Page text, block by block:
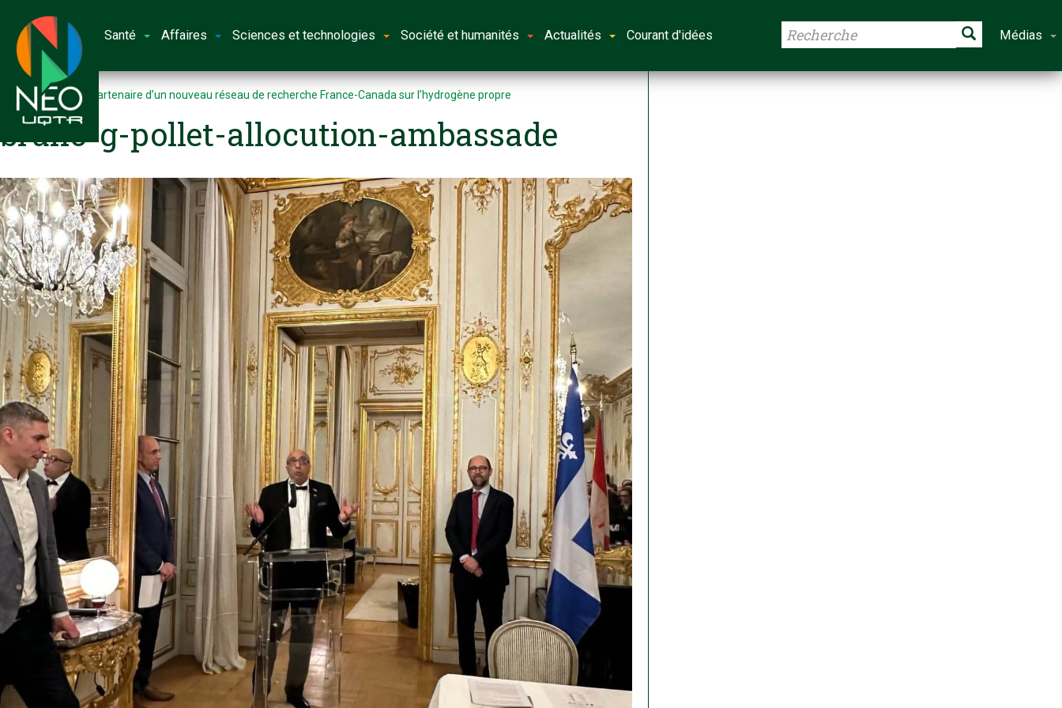
Santé Affaires Sciences et technologies Société et humanités Actualités Courant d'idées Médias
Accueil L’UQTR partenaire d’un nouveau réseau de recherche France-Canada sur l’hydrogène propre
bruno-g-pollet-allocution-ambassade